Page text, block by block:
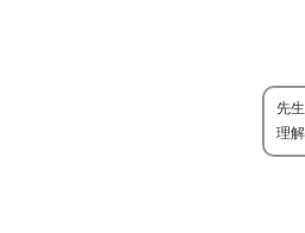
先
理